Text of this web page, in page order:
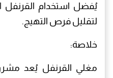
يُفضل استخدام القرنفل
لتقليل فرص التهيج.
خلاصة:
مغلي القرنفل يُعد